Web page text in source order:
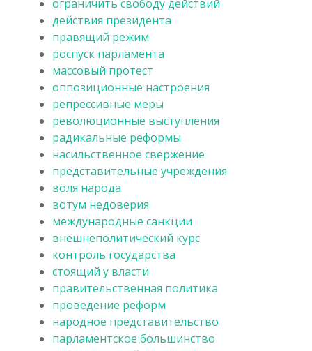
ограничить свободу действий
действия президента
правящий режим
роспуск парламента
массовый протест
оппозиционные настроения
репрессивные меры
революционные выступления
радикальные реформы
насильственное свержение
представительные учреждения
воля народа
вотум недоверия
международные санкции
внешнеполитический курс
контроль государства
стоящий у власти
правительственная политика
проведение реформ
народное представительство
парламентское большинство